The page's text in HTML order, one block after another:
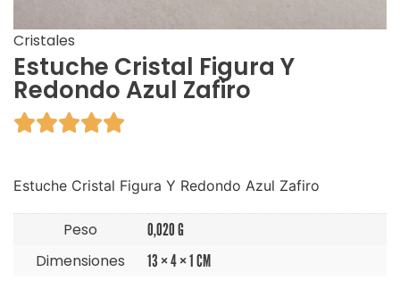
Cristales
Estuche Cristal Figura Y
Redondo Azul Zafiro

Estuche Cristal Figura Y Redondo Azul Zafiro
Peso 0,020 G
Dimensiones 13 × 4 × 1 CM